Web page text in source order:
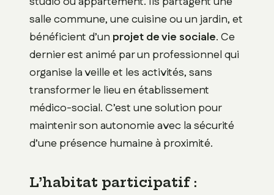
salle commune, une cuisine ou un jardin, et
bénéficient d’un projet de vie sociale. Ce
dernier est animé par un professionnel qui
organise la veille et les activités, sans
transformer le lieu en établissement
médico-social. C’est une solution pour
maintenir son autonomie avec la sécurité
d’une présence humaine à proximité.
L’habitat participatif :